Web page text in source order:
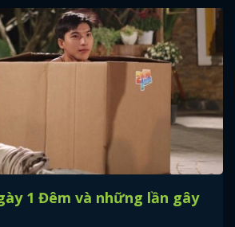
1 Đêm và những lần gây